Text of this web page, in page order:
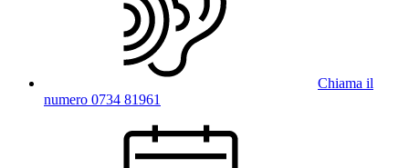
Chiama il
numero 0734 81961